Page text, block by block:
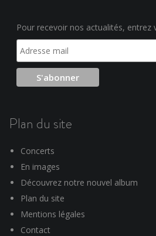
Pour recevoir nos actualités, entrez
Plan du site
Concerts
En images
Découvrez notre nouvel album
Plan du site
Mentions légales
Contact